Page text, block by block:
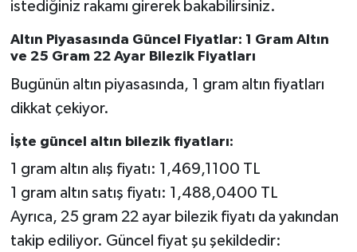
istediğiniz rakamı girerek bakabilirsiniz.
Altın Piyasasında Güncel Fiyatlar: 1 Gram Altın
ve 25 Gram 22 Ayar Bilezik Fiyatları
Bugünün altın piyasasında, 1 gram altın fiyatları
dikkat çekiyor.
İşte güncel altın bilezik fiyatları:
1 gram altın alış fiyatı: 1,469,1100 TL
1 gram altın satış fiyatı: 1,488,0400 TL
Ayrıca, 25 gram 22 ayar bilezik fiyatı da yakından
takip ediliyor. Güncel fiyat şu şekildedir: